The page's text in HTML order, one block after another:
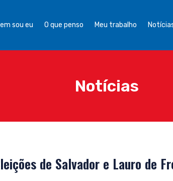
sou eu O que penso Meu trabalho
Notícias
de Salvador e Lauro de